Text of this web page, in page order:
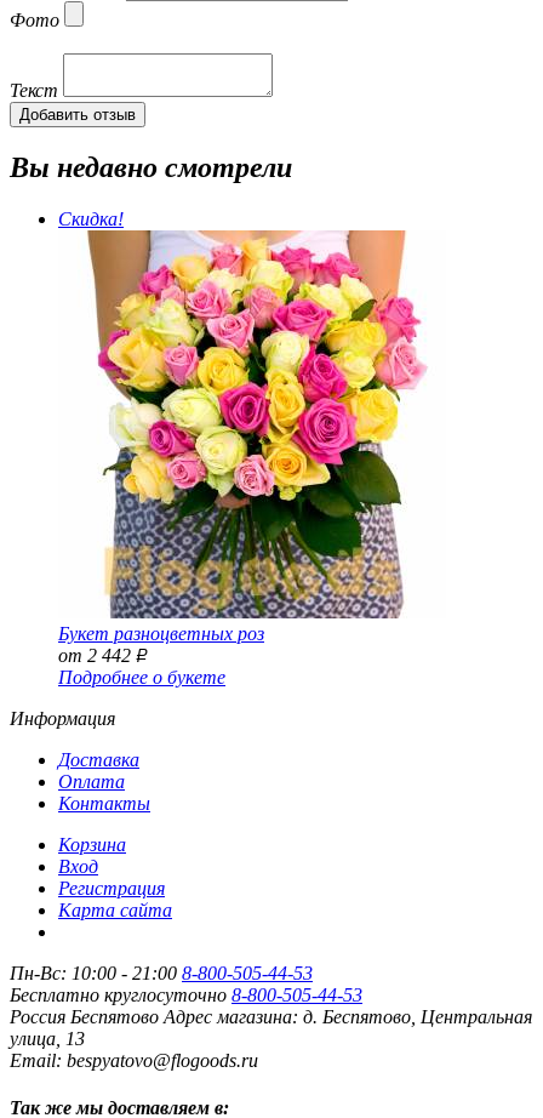
Фото
Текст
Добавить отзыв
Вы недавно смотрели
Скидка!
Букет разноцветных роз
от 2 442 Р
Подробнее о букете
Информация
Доставка
Оплата
Контакты
Корзина
Вход
Регистрация
Карта сайта
Пн-Вс: 10:00 - 21:00 8-800-505-44-53
Бесплатно круглосуточно 8-800-505-44-53
Россия Беспятово Адрес магазина: д. Беспятово, Центральная
улица, 13
Email: bespyatovo@flogoods.ru
Так же мы доставляем в: